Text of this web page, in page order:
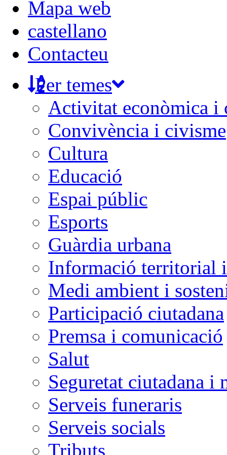
Mapa web
castellano
Contacteu
Per temes
Activitat econòmica i
Convivència i civisme
Cultura
Educació
Espai públic
Esports
Guàrdia urbana
Informació territorial
Medi ambient i
Participació ciutadana
Premsa i comunicació
Salut
Seguretat ciutadana i
Serveis funeraris
Serveis socials
Tributs